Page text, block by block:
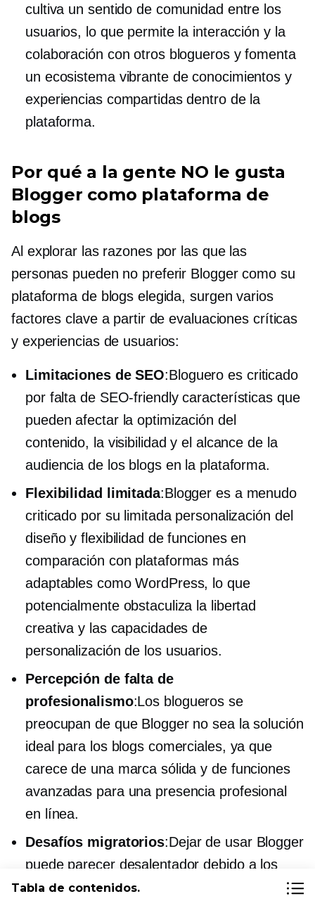
cultiva un sentido de comunidad entre los
usuarios, lo que permite la interacción y la
colaboración con otros blogueros y fomenta
un ecosistema vibrante de conocimientos y
experiencias compartidas dentro de la
plataforma.
Por qué a la gente NO le gusta
Blogger como plataforma de
blogs
Al explorar las razones por las que las
personas pueden no preferir Blogger como su
plataforma de blogs elegida, surgen varios
factores clave a partir de evaluaciones críticas
y experiencias de usuarios:
Limitaciones de SEO:Bloguero es criticado
por falta de SEO-friendlycaracterísticas que
pueden afectar la optimización del
contenido, la visibilidad y el alcance de la
audiencia de los blogs en la plataforma.
Flexibilidad limitada:Blogger es a menudo
criticado por su limitada personalización del
diseño y flexibilidad de funciones en
comparación con plataformas más
adaptables como WordPress, lo que
potencialmente obstaculiza la libertad
creativa y las capacidades de
personalización de los usuarios.
Percepción de falta de
profesionalismo:Los blogueros se
preocupan de que Blogger no sea la solución
ideal para los blogs comerciales, ya que
carece de una marca sólida y de funciones
avanzadas para una presencia profesional
en línea.
Desafíos migratorios:Dejar de usar Blogger
puede parecer desalentador debido a los
posibles desafíos para transferir contenido
Tabla de contenidos.